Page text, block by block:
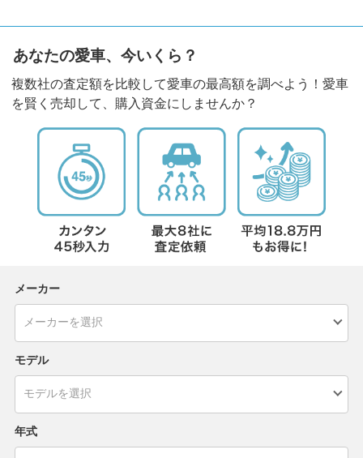
あなたの愛車、今いくら？
複数社の査定額を比較して愛車の最高額を調べよう！愛車
を賢く売却して、購入資金にしませんか？
メーカー
モデル
年式